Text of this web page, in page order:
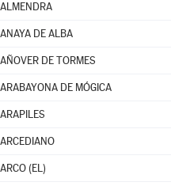
ALMENDRA
ANAYA DE ALBA
AÑOVER DE TORMES
ARABAYONA DE MÓGICA
ARAPILES
ARCEDIANO
ARCO (EL)